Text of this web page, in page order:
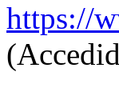
https://